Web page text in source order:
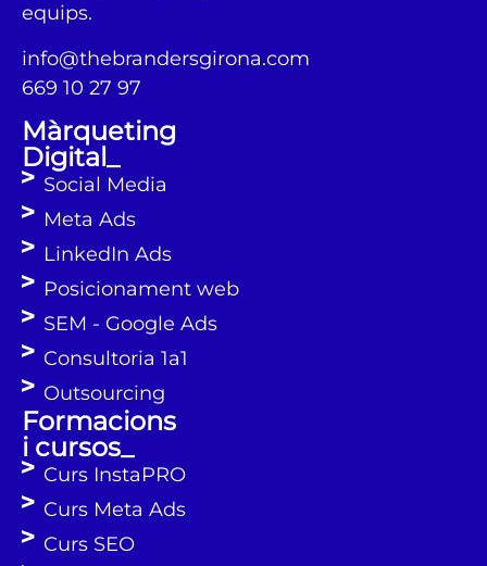
equips.
info@thebrandersgirona.com
669 10 27 97
Màrqueting
Digital_
Social Media
Meta Ads
LinkedIn Ads
Posicionament web
SEM - Google Ads
Consultoria 1a1
Outsourcing
Formacions
i cursos_
Curs InstaPRO
Curs Meta Ads
Curs SEO